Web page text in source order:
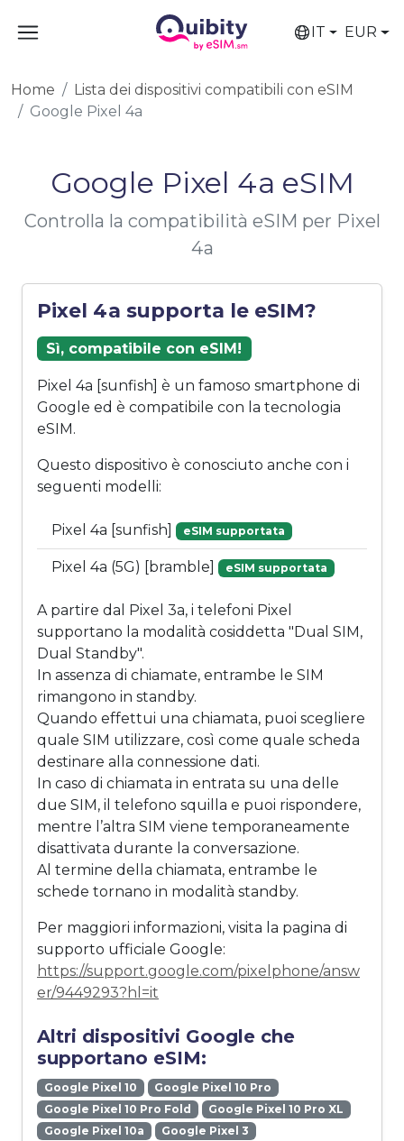
IT EUR
Home
Lista dei dispositivi compatibili con eSIM
Google Pixel 4a
Google Pixel 4a eSIM
Controlla la compatibilità eSIM per Pixel
4a
Pixel 4a supporta le eSIM?
Sì, compatibile con eSIM!
Pixel 4a [sunfish] è un famoso smartphone di
Google ed è compatibile con la tecnologia
eSIM.
Questo dispositivo è conosciuto anche con i
seguenti modelli:
Pixel 4a [sunfish] eSIM supportata
Pixel 4a (5G) [bramble] eSIM supportata
A partire dal Pixel 3a, i telefoni Pixel
supportano la modalità cosiddetta "Dual SIM,
Dual Standby".
In assenza di chiamate, entrambe le SIM
rimangono in standby.
Quando effettui una chiamata, puoi scegliere
quale SIM utilizzare, così come quale scheda
destinare alla connessione dati.
In caso di chiamata in entrata su una delle
due SIM, il telefono squilla e puoi rispondere,
mentre l’altra SIM viene temporaneamente
disattivata durante la conversazione.
Al termine della chiamata, entrambe le
schede tornano in modalità standby.
Per maggiori informazioni, visita la pagina di
supporto ufficiale Google:
https://support.google.com/pixelphone/answ
er/9449293?hl=it
Altri dispositivi Google che
supportano eSIM:
Google Pixel 10
Google Pixel 10 Pro
Google Pixel 10 Pro Fold
Google Pixel 10 Pro XL
Google Pixel 10a
Google Pixel 3